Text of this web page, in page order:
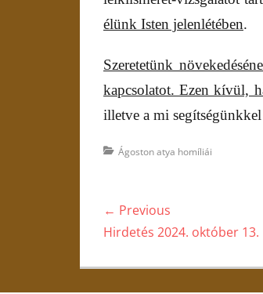
élünk Isten jelenlétében.
Szeretetünk
kapcsolatot. Ezen kívül,
illetve a mi
Categories
Ágoston atya homíliái
Bejegyzés
navigáció
← Previous
Previous
Hirdetés 2024. október 13.